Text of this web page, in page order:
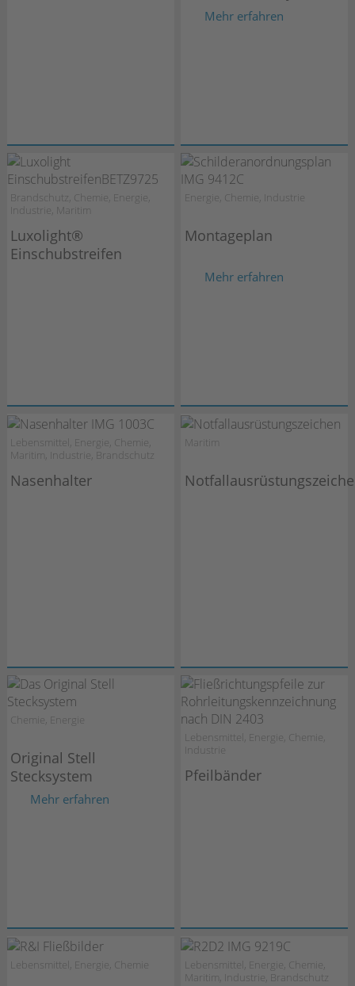
Mehr erfahren
Brandschutz, Chemie, Energie,
Industrie, Maritim
Luxolight®
Einschubstreifen
Energie, Chemie, Industrie
Montageplan
Mehr erfahren
Lebensmittel, Energie, Chemie,
Maritim, Industrie, Brandschutz
Nasenhalter
Maritim
Chemie, Energie
Original Stell
Stecksystem
Mehr erfahren
Lebensmittel, Energie, Chemie,
Industrie
Pfeilbänder
Lebensmittel, Energie, Chemie
Lebensmittel, Energie, Chemie,
Maritim, Industrie, Brandschutz